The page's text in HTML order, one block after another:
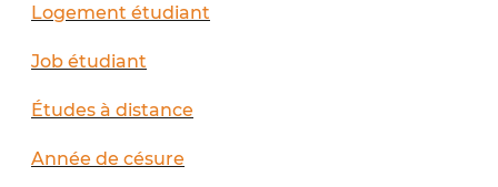
Logement étudiant
Job étudiant
Études à distance
Année de césure